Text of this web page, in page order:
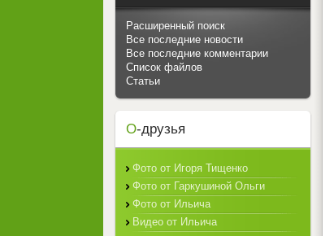
Расширенный поиск
Все последние новости
Все последние комментарии
Список файлов
Статьи
О-друзья
Фото от Игоря Тищенко
Фото от Гаркушиной Ольги
Фото от Ильича
Видео от Ильича